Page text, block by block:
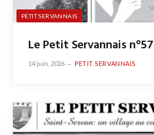
PETIT SERVANNAIS
Le Petit Servannais
14 juin, 2026 PETIT SERVANNAIS